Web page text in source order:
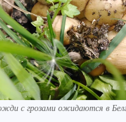
с грозами ожидаются в